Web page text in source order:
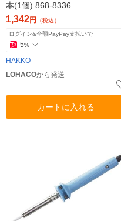
本(1個) 868-8336
1,342円 （税込）
ログイン&全額PayPay支払いで
5%
HAKKO
LOHACOから発送
カートに入れる